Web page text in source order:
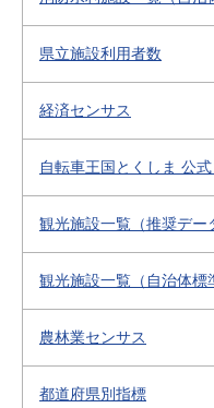
県立施設利用者数
経済センサス
自転車王国とくしま 公
観光施設一覧（推奨デー
観光施設一覧（自治体標
農林業センサス
都道府県別指標